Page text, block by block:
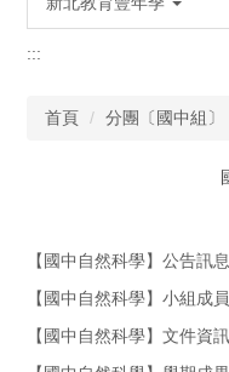
:::
首頁 分團〔國中組〕
【國中自然科學】公告訊息
【國中自然科學】小組成員
【國中自然科學】文件資訊